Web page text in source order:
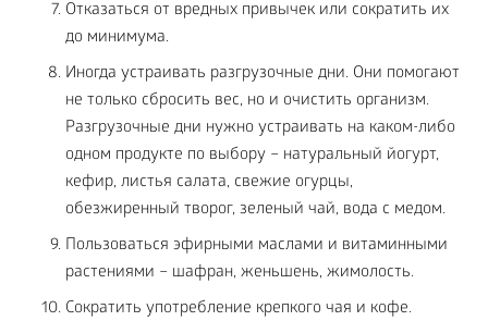
Отказаться от вредных привычек или сократить их
до минимума.
Иногда устраивать разгрузочные дни. Они помогают
не только сбросить вес, но и очистить организм.
Разгрузочные дни нужно устраивать на каком-либо
одном продукте по выбору – натуральный йогурт,
кефир, листья салата, свежие огурцы,
обезжиренный творог, зеленый чай, вода с медом.
Пользоваться эфирными маслами и витаминными
растениями – шафран, женьшень, жимолость.
Сократить употребление крепкого чая и кофе.